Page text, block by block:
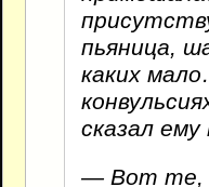
пьяница,
каких
сказал ему
— Вот те,